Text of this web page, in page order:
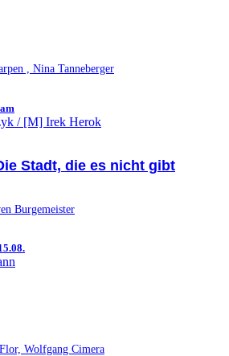
, Nina Tanneberger
/ [M] Irek Herok
Stadt, die es nicht gibt
Burgemeister
Wolfgang Cimera